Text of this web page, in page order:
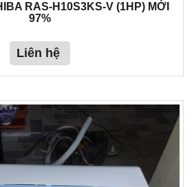
RAS-H10S3KS-V (1HP) MỚI
97%
Liên hệ